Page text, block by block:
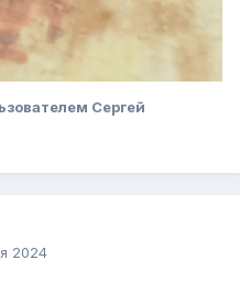
Сергей
2024